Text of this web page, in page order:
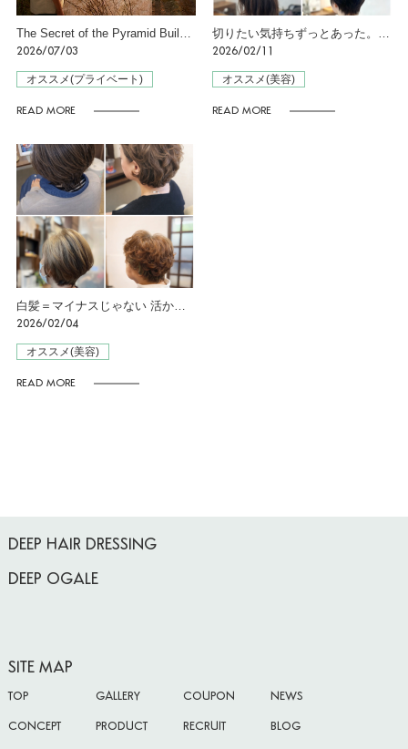
2026/07/03
オススメ(プライベート)
READ MORE
2026/02/11
オススメ(美容)
READ MORE
白髪＝マイナスじゃない 活かすという選択
2026/02/04
オススメ(美容)
READ MORE
DEEP HAIR DRESSING
DEEP OGALE
SITE MAP
TOP GALLERY COUPON NEWS
CONCEPT PRODUCT RECRUIT BLOG